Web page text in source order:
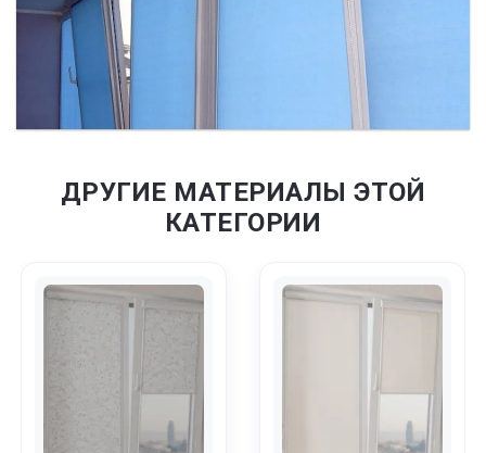
ДРУГИЕ МАТЕРИАЛЫ ЭТОЙ
КАТЕГОРИИ